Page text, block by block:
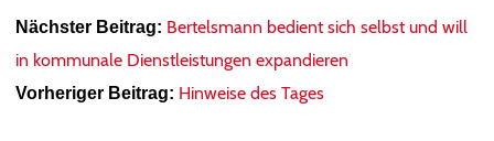
Nächster Beitrag: Bertelsmann bedient sich selbst und will
in kommunale Dienstleistungen expandieren
Vorheriger Beitrag: Hinweise des Tages